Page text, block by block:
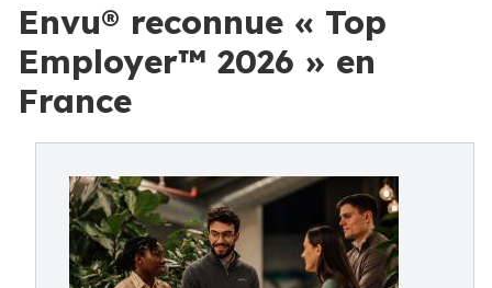
Envu® reconnue « Top
Employer™️ 2026 » en
France